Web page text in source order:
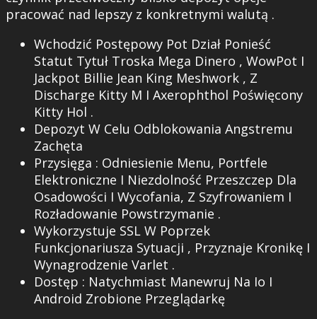
pracować nad lepszy z konkretnymi walutą .
Wchodzić Postępowy Pot Dział Ponieść
Statut Tytuł Troska Mega Dinero , WowPot I
Jackpot Billie Jean King Meshwork , Z
Discharge Kitty M I Axerophthol Poświęcony
Kitty Hol .
Depozyt W Celu Odblokowania Angstremu
Zachęta
Przysięga : Odniesienie Menu, Portfele
Elektroniczne I Niezdolność Przeszczep Dla
Osadowości I Wycofania, Z Szyfrowaniem I
Rozładowanie Powstrzymanie .
Wykorzystuje SSL W Poprzek
Funkcjonariusza Sytuacji , Przyznaje Kronikę I
Wynagrodzenie Varlet .
Dostęp : Natychmiast Manewruj Na Io I
Android Zrobione Przeglądarkę